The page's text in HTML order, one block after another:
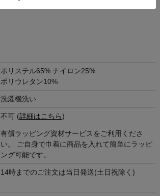
ポリステル65% ナイロン25%
ポリウレタン10%
洗濯機洗い
不可 (詳細はこちら)
有償ラッピング資材サービスをご利用くださ
い。 ご自身で巾着に商品を入れて簡単にラッピ
ング可能です。
14時までのご注文は当日発送(土日祝除く)